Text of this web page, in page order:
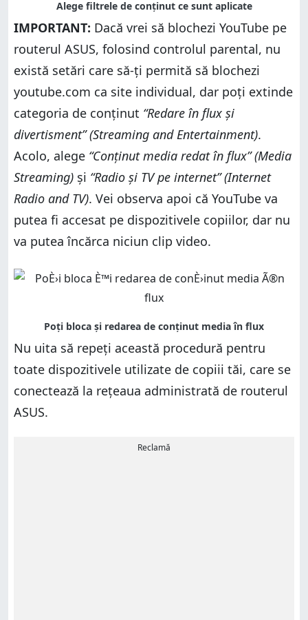
IMPORTANT: Dacă vrei să blochezi YouTube pe
routerul ASUS, folosind controlul parental, nu
există setări care să-ți permită să blochezi
youtube.com ca site individual, dar poți extinde
categoria de conținut “Redare în flux și
divertisment” (Streaming and Entertainment).
Acolo, alege “Conținut media redat în flux” (Media
Streaming) și “Radio și TV pe internet” (Internet
Radio and TV). Vei observa apoi că YouTube va
putea fi accesat pe dispozitivele copiilor, dar nu
va putea încărca niciun clip video.
Nu uita să repeți această procedură pentru
toate dispozitivele utilizate de copiii tăi, care se
conectează la rețeaua administrată de routerul
ASUS.
Reclamă